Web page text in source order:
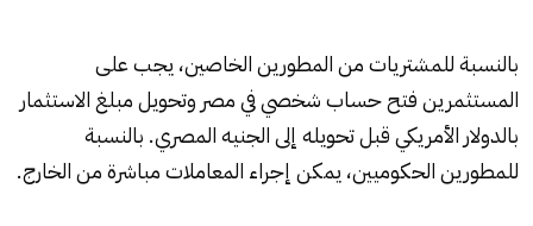
بالنسبة للمشتريات من المطورين الخاصين، يجب على
المستثمرين فتح حساب شخصي في مصر وتحويل مبلغ الاستثمار
بالدولار الأمريكي قبل تحويله إلى الجنيه المصري. بالنسبة
للمطورين الحكوميين، يمكن إجراء المعاملات مباشرة من الخارج.